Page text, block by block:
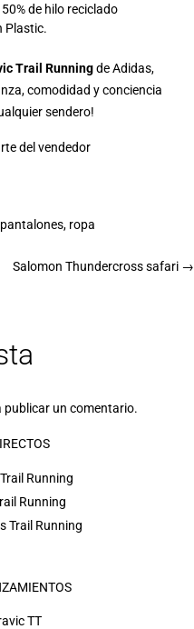
de hilo reciclado
Plastic.
Trail RunningdeAdidas,
comodidad y conciencia
sendero!
del vendedor
pantalones, ropa
Salomon Thundercross safari →
publicar un comentario.
Running
Running
Trail Running
TT